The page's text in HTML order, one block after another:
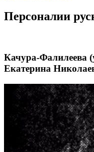
Персоналии
Качура-Фалилеева
Екатерина